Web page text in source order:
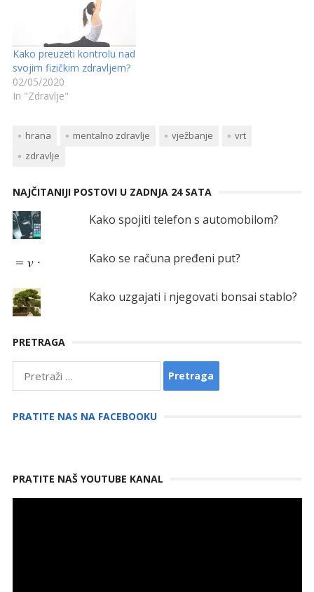
Kako preuzeti kontrolu nad
svojim fizičkim zdravljem?
02/05/2020
In "Zdravlje"
hrana mentalno zdravlje vježbanje
vrt
zdravlje
NAJČITANIJI POSTOVI U ZADNJA 24 SATA
Kako spojiti telefon s automobilom?
Kako se računa pređeni put?
Kako uzgajati i njegovati bonsai stablo?
PRETRAGA
Pretraga:
PRATITE NAS NA FACEBOOKU
PRATITE NAŠ YOUTUBE KANAL